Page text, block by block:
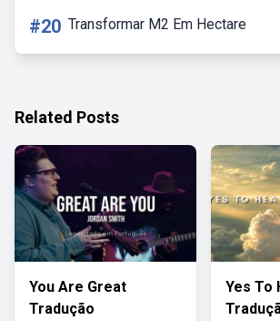
#20 Transformar M2 Em Hectare
Related Posts
You Are Great
Tradução
Yes To